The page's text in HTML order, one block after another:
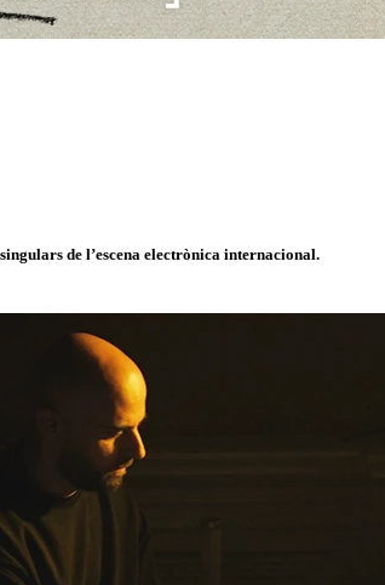
de l’escena electrònica internacional.